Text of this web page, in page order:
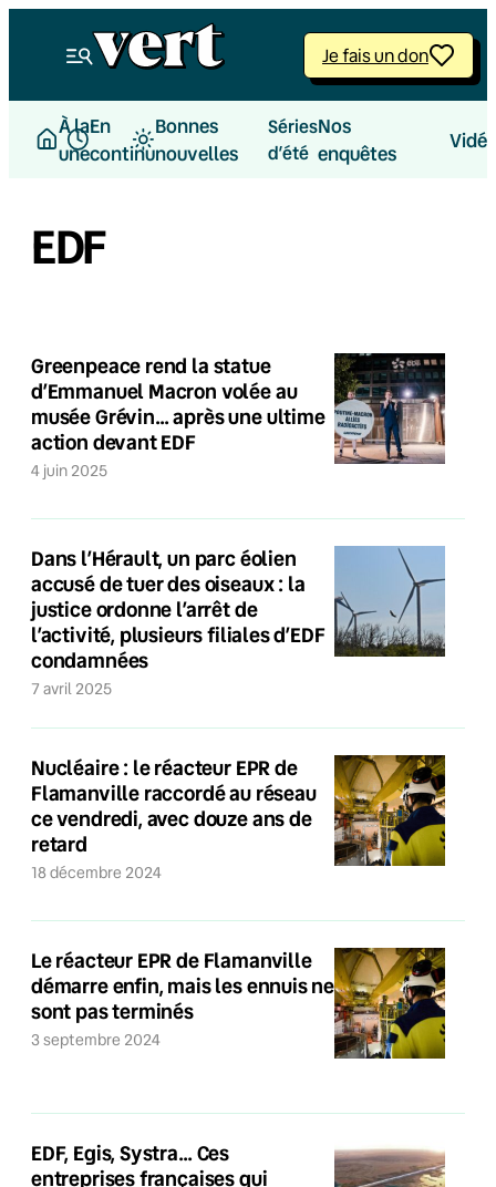
Je fais un don
À la
une
En
continu
Bonnes
nouvelles
Séries
d’été
Nos
enquêtes
EDF
Greenpeace rend la statue
d’Emmanuel Macron volée au
musée Grévin… après une ultime
action devant EDF
4 juin 2025
Dans l’Hérault, un parc éolien
accusé de tuer des oiseaux : la
justice ordonne l’arrêt de
l’activité, plusieurs filiales d’EDF
condamnées
7 avril 2025
Nucléaire : le réacteur EPR de
Flamanville raccordé au réseau
ce vendredi, avec douze ans de
retard
18 décembre 2024
Le réacteur EPR de Flamanville
démarre enfin, mais les ennuis ne
sont pas terminés
3 septembre 2024
EDF, Egis, Systra… Ces
entreprises françaises qui